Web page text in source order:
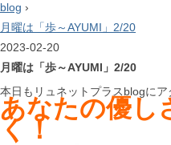
blog ›
月曜は「歩～AYUMI」2/20
2023-02-20
月曜は「歩～AYUMI」2/20
本日もリュネットプラスblogにア
あなたの優し
く！